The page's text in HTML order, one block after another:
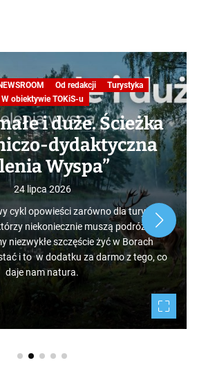
Od redakcji
Turystyka
W obiektywie TOKiS-u
i duże. Ścieżka
dydaktyczna
Wyspa”
24 lipca 2026
cykl opowieści zarówno dla turystów,
niekoniecznie muszą podróżować
niezwykłe szczęście żyć w Borach
i to w dodatku za darmo z tego, co
daje nam natura.